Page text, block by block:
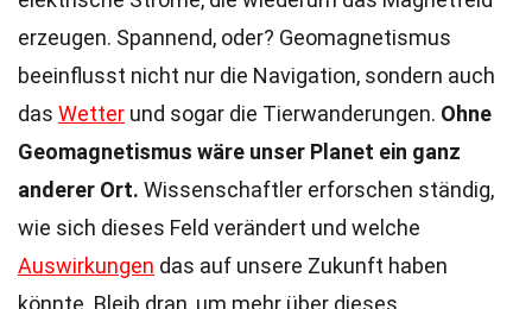
erzeugen. Spannend, oder? Geomagnetismus
beeinflusst nicht nur die Navigation, sondern auch
das Wetter und sogar die Tierwanderungen. Ohne
Geomagnetismus wäre unser Planet ein ganz
anderer Ort. Wissenschaftler erforschen ständig,
wie sich dieses Feld verändert und welche
Auswirkungen das auf unsere Zukunft haben
könnte. Bleib dran, um mehr über dieses